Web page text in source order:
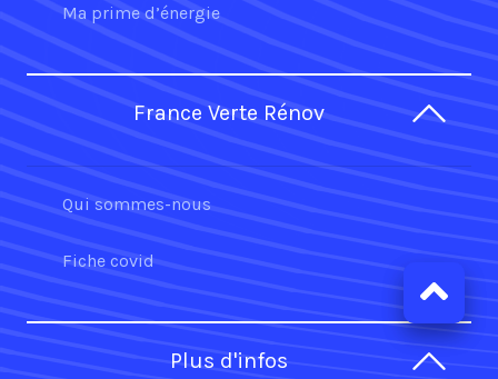
Ma prime d’énergie
France Verte Rénov
Qui sommes-nous
Fiche covid
Plus d'infos